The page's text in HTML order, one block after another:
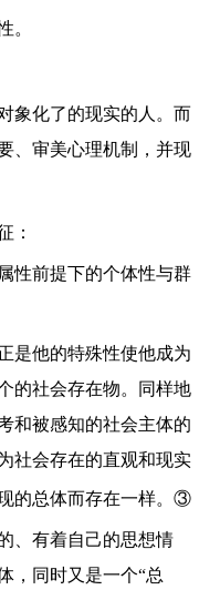
。
象化了的现实的人。而
、审美心理机制，并现
：
性前提下的个体性与群
是他的特殊性使他成为
的社会存在物。同样地
和被感知的社会主体的
社会存在的直观和现实
的总体而存在一样。③
、有着自己的思想情
，同时又是一个“总